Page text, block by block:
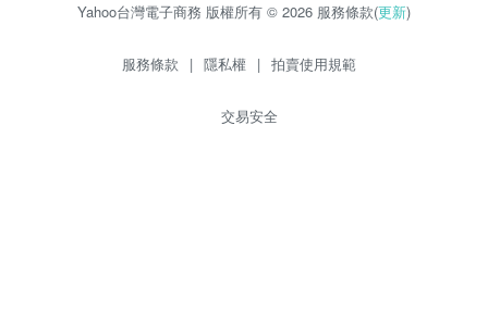
Yahoo台灣電子商務 版權所有 © 2026 服務條款(更新)
服務條款 | 隱私權 | 拍賣使用規範
交易安全